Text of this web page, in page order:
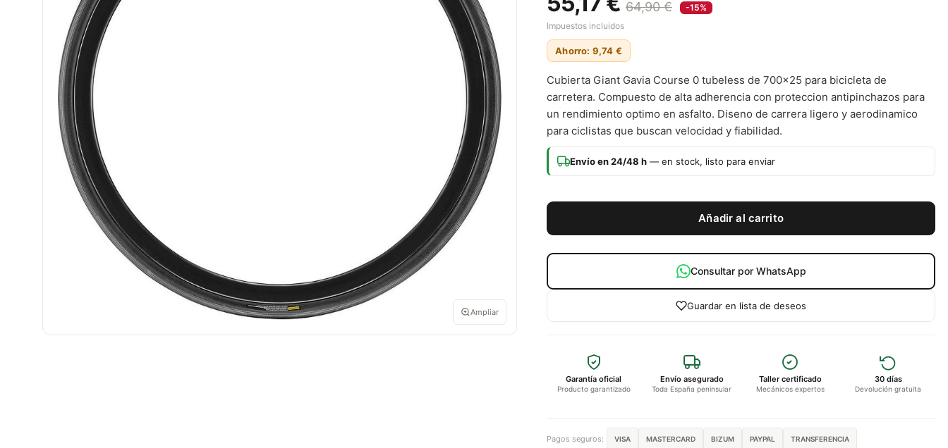
Ampliar
64,90 €
-15%
Impuestos incluidos
Ahorro: 9,74 €
Cubierta Giant Gavia Course 0 tubeless de 700x25 para bicicleta de
carretera. Compuesto de alta adherencia con proteccion antipinchazos para
un rendimiento optimo en asfalto. Diseno de carrera ligero y aerodinamico
para ciclistas que buscan velocidad y fiabilidad.
Envío en 24/48 h — en stock, listo para enviar
Añadir al carrito
Consultar por WhatsApp
Guardar en lista de deseos
Garantía oficial
Producto garantizado
Envío asegurado
Toda España peninsular
Taller certificado
Mecánicos expertos
30 días
Devolución gratuita
Pagos seguros: VISA MASTERCARD BIZUM PAYPAL TRANSFERENCIA